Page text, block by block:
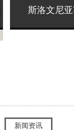
斯洛文尼
新闻资讯